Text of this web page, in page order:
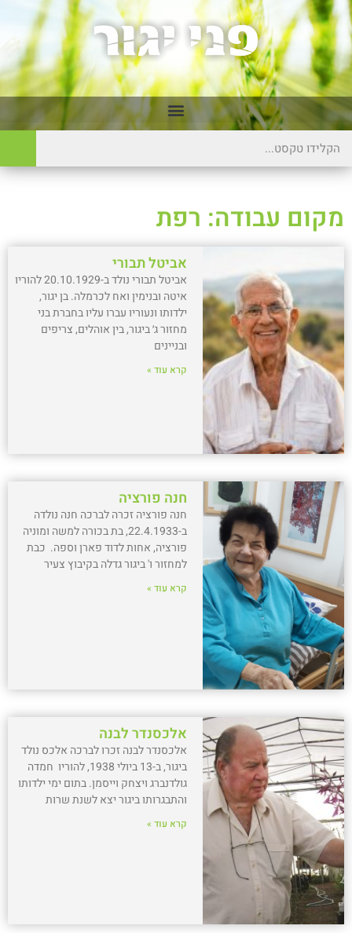
מקום עבודה: רפת
אביטל תבורי
אביטל תבורי נולד ב-20.10.1929 להוריו
איטה ובנימין ואח לכרמלה. בן יגור,
ילדותו ונעוריו עברו עליו בחברת בני
מחזור ג׳ ביגור, בין אוהלים, צריפים
ובניינים
קרא עוד »
חנה פורציה
חנה פורציה זכרה לברכה חנה נולדה
ב-22.4.1933, בת בכורה למשה ומוניה
פורציה, אחות לדוד פארן וספה. כבת
למחזור ו' ביגור גדלה בקיבוץ צעיר
קרא עוד »
אלכסנדר לבנה
אלכסנדר לבנה זכרו לברכה אלכס נולד
ביגור, ב-13 ביולי 1938, להוריו חמדה
גולדנברג ויצחק וייסמן. בתום ימי ילדותו
והתבגרותו ביגור יצא לשנת שרות
קרא עוד »